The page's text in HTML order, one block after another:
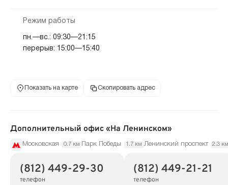
Режим работы
пн.—вс.: 09:30—21:15
перерыв: 15:00—15:40
Показать на карте Скопировать адрес
Дополнительный офис «На Ленинском»
Московская 0.7 км Парк Победы 1.7 км Ленинский проспект 2.3
(812) 449-29-30
телефон
(812) 449-21-21
телефон